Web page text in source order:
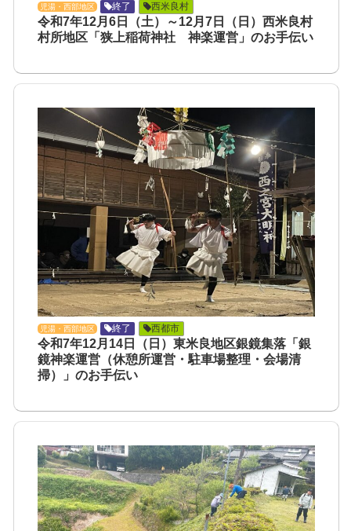
児湯・西部地区 終了 西米良村
令和7年12月6日（土）～12月7日（日）西米良村
村所地区「狭上稲荷神社 神楽運営」のお手伝い
児湯・西部地区 終了 西都市
令和7年12月14日（日）東米良地区銀鏡集落「銀
鏡神楽運営（休憩所運営・駐車場整理・会場清
掃）」のお手伝い